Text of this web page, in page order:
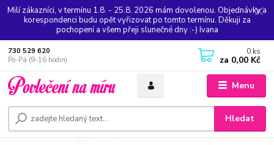
Milí zákazníci, v termínu 1.8. - 25.8. 2026 mám dovolenou. Objednávky a
korespondenci budu opět vyřizovat po tomto termínu. Děkuji za
pochopení a všem přeji slunečné dny :-) Ivana
Menu
Hledat
730 529 620
Po-Pá (9-16 hodin)
0 ks
za 0,00 Kč